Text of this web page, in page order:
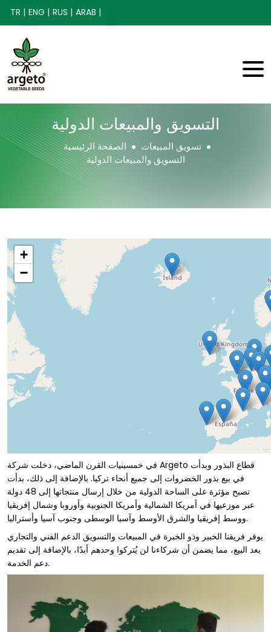
TR | ENG | RUS | ARAB |
التسويق والمبيعات الدولية
الصفحة الرئيسية
تسويق المبيعات
التسويق والمبيعات الدولية
+
−
في خمسينيات القرن الماضي، دخلت شركة Argeto قطاع البذور وبدأت
في بيع بذور الخضروات إلى جميع أنحاء تركيا. بالإضافة إلى ذلك، بدأت
تصبح مؤثرة على الساحة الدولية من خلال إرسال منتجاتها إلى 48 دولة
عبر موزعيها في أمريكا الشمالية وأمريكا الجنوبية وأوروبا وشمال إفريقيا
ووسط إفريقيا والشرق الأوسط وآسيا الوسطى وجنوب آسيا وأستراليا.
يوفر فريقنا الخبير وذو الخبرة في المبيعات والتسويق الدعم الفني والتجاري
بعد البيع، مما يضمن أن شركاءنا لن يُتركوا وحدهم أبدًا، بالإضافة إلى تقديم
دعم الخدمة.